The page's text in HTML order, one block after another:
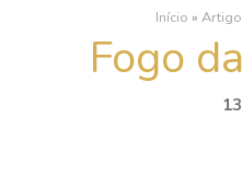
Início »
Fogo